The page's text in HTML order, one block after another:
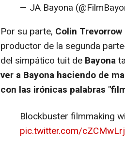
— JA Bayona
Por su parte, Colin Trevorrow
productor de la segunda
del simpático tuit de Bayona
ver a Bayona haciendo de
con las irónicas palabras
Blockbuster filmmaking
pic.twitter.com/